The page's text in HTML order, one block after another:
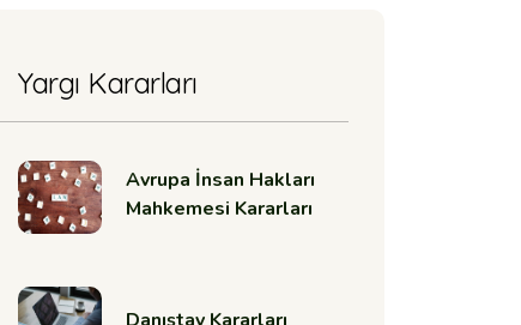
Yargı Kararları
Avrupa İnsan Hakları
Mahkemesi Kararları
Danıştay Kararları